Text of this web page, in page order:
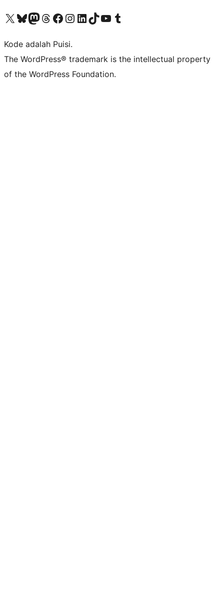
Kunjungi akun X (sebelumnya Twitter) kamiVisit our Bluesky account
Kunjungi akun Mastodon kami
Visit our Threads account
Kunjungi halaman Facebook kamiKunjungi akun Instagram kamiKunjungi akun LinkedIn kami
Visit our TikTok account
Kunjungi channel YouTube kamiVisit our Tumblr account
Kode adalah Puisi.
The WordPress® trademark is the intellectual property
of the WordPress Foundation.